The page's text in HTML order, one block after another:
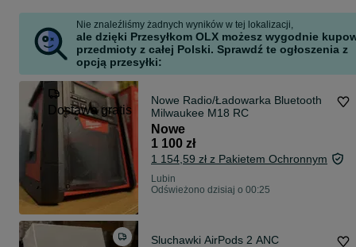
Nie znaleźliśmy żadnych wyników w tej lokalizacji,
ale dzięki Przesyłkom OLX możesz wygodnie
przedmioty z całej Polski. Sprawdź te ogłoszenia z
opcją przesyłki:
Dostawa gratis
Nowe Radio/Ładowarka Bluetooth
Milwaukee M18 RC
Nowe
1 100 zł
1 154,59 zł z Pakietem Ochronnym
Lubin
Odświeżono dzisiaj o 00:25
Sluchawki AirPods 2 ANC